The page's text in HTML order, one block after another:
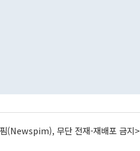
(Newspim), 무단 전재-재배포 금지>